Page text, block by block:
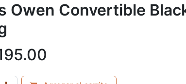
Owen Convertible